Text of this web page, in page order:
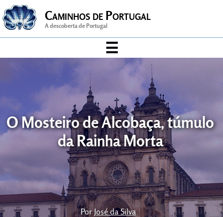
Caminhos de Portugal
A descoberta de Portugal
☰
Arte & Cultura
Artesanato
Cidade
Desporto
gastronomia
História
Música
O Mosteiro de Alcobaça, túmulo
da Rainha Morta
PorJosé da Silva